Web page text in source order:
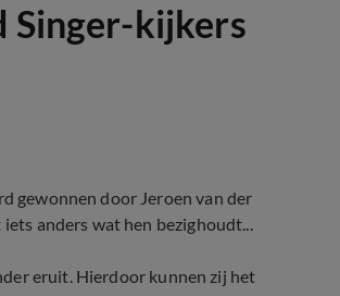
Singer-kijkers
gewonnen door Jeroen van der
anders wat hen bezighoudt...
eruit. Hierdoor kunnen zij het